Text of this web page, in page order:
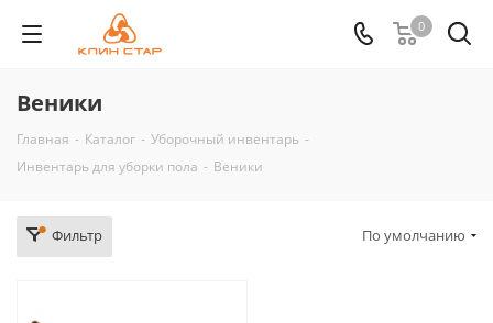
0
Веники
Главная - Каталог - Уборочный инвентарь -
Инвентарь для уборки пола - Веники
Фильтр По умолчанию